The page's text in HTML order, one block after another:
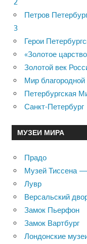
Петров
3
Герои
«Золотое
Золотой век
Мир благородной
Петербургская
Санкт-Петербург
МУЗЕИ МИРА
Прадо
Музей Тиссена
Лувр
Версальский
Замок Пьерфон
Замок Вартбург
Лондонские